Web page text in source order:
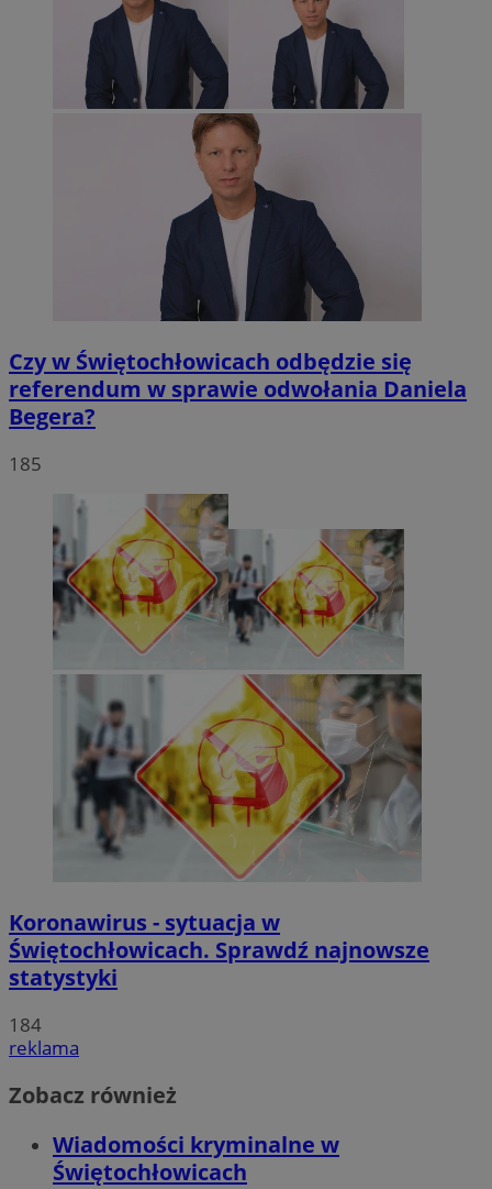
Czy w Świętochłowicach odbędzie się
referendum w sprawie odwołania Daniela
Begera?
185
Koronawirus - sytuacja w
Świętochłowicach. Sprawdź najnowsze
statystyki
184
reklama
Zobacz również
Wiadomości kryminalne w
Świętochłowicach